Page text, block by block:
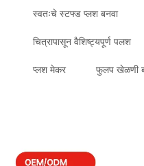
स्वतःचे स्टफ्ड प्लश बनवा
चित्रापासून वैशिष्ट्यपूर्ण पलश
प्लश मेकर फुलप खेळणी